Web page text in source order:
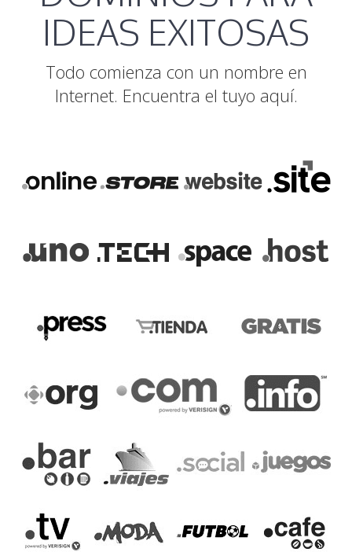
IDEAS EXITOSAS
Todo comienza con un nombre en
Internet. Encuentra el tuyo aquí.